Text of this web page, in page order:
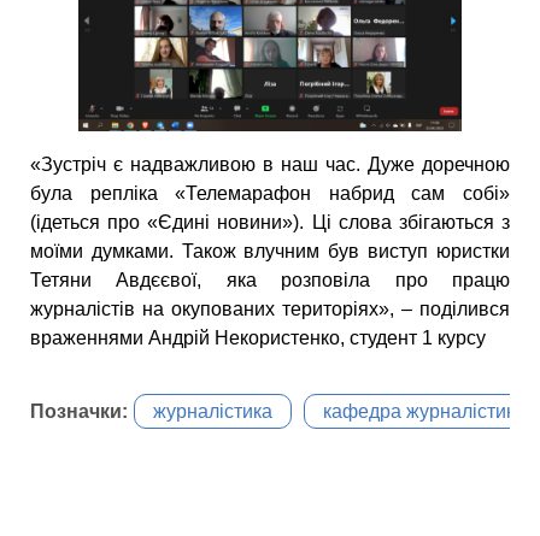
«Зустріч є надважливою в наш час. Дуже доречною
була репліка «Телемарафон набрид сам собі»
(ідеться про «Єдині новини»). Ці слова збігаються з
моїми думками. Також влучним був виступ юристки
Тетяни Авдєєвої, яка розповіла про працю
журналістів на окупованих територіях», – поділився
враженнями Андрій Некористенко, студент 1 курсу
Позначки: журналістика кафедра журналістики